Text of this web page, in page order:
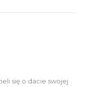
się o dacie swojej